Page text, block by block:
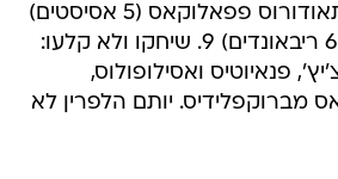
שחורציאניטיס 11, תאודורוס פפאלוקאס (5 אסיסטים)
10, יאניס בורוסיס (6 ריבאונדים) 9. שיחקו ולא קלעו:
פנאיוטיס ואסילופולוס,
מברוקפלידיס. יותם הלפרין לא